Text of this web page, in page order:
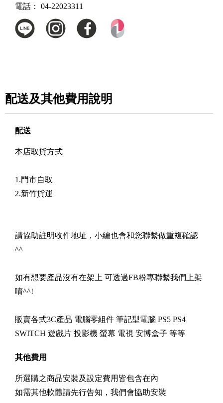
電話： 04-22023311
配送及其他費用說明
配送
本店取貨方式
1.門市自取
2.新竹貨運
請協助註明收件地址，小編也會和您聯繫做重複確認
^^
如有想要產品沒有在架上 可透過FB粉專聯繫我們上架
唷^^!
販賣各式3C產品 電腦零組件 筆記型電腦 PS5 PS4
SWITCH 遊戲片 投影機 螢幕 電視 安博盒子 等等
其他費用
所選購之商品安裝及設定費用皆包含在內
如需其他軟體請先行告知，我們會協助安裝